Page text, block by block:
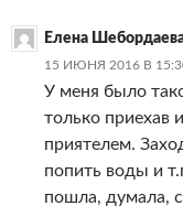
Елена
15 ИЮНЯ 2016 В
У меня было
только приехав
приятелем.
попить воды и
пошла, думала,